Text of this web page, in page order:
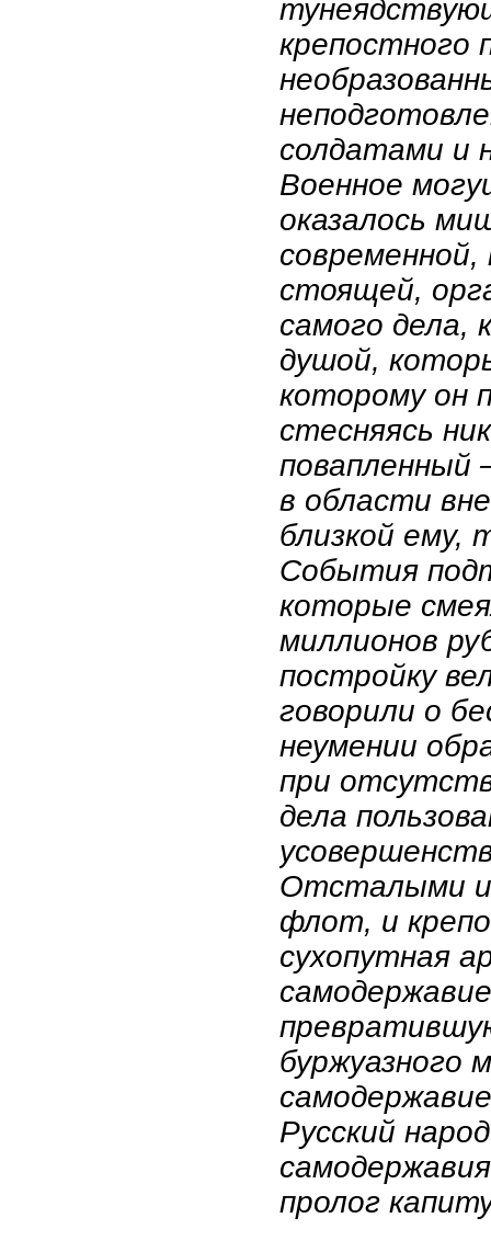
крепостного
солдатами и
Военное
оказалось
стоящей,
самого дела,
душой,
которому он
стесняясь
повапленный
в области
близкой ему,
События
которые
миллионов
постройку
говорили о
неумении
при
дела
Отсталыми и
флот, и
сухопутная
буржуазного
Русский
пролог